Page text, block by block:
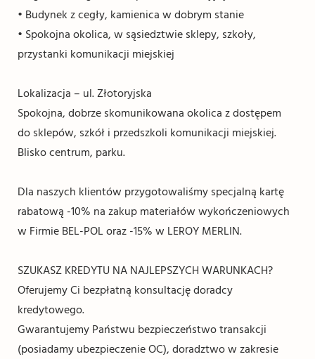
• Budynek z cegły, kamienica w dobrym stanie
• Spokojna okolica, w sąsiedztwie sklepy, szkoły,
przystanki komunikacji miejskiej
Lokalizacja – ul. Złotoryjska
Spokojna, dobrze skomunikowana okolica z dostępem
do sklepów, szkół i przedszkoli komunikacji miejskiej.
Blisko centrum, parku.
Dla naszych klientów przygotowaliśmy specjalną kartę
rabatową -10% na zakup materiałów wykończeniowych
w Firmie BEL-POL oraz -15% w LEROY MERLIN.
SZUKASZ KREDYTU NA NAJLEPSZYCH WARUNKACH?
Oferujemy Ci bezpłatną konsultację doradcy
kredytowego.
Gwarantujemy Państwu bezpieczeństwo transakcji
(posiadamy ubezpieczenie OC), doradztwo w zakresie